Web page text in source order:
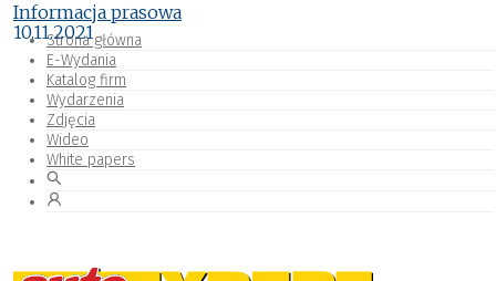
Strona główna
E-Wydania
Katalog firm
Wydarzenia
Zdjęcia
Wideo
White papers
Informacja prasowa
10.11.2021